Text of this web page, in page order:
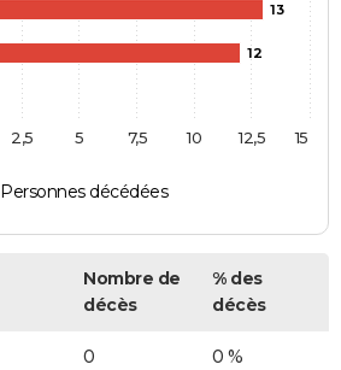
13
12
Personnes décédées
2,5 5 7,5 10 12,5 15
Nombre de
décès
% des
décès
0 0 %